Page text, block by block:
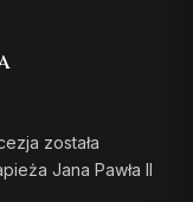
została
Jana Pawła II